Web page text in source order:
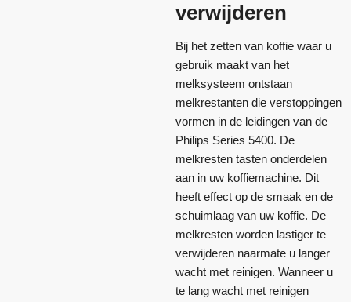
verwijderen
Bij het zetten van koffie waar u
gebruik maakt van het
melksysteem ontstaan
melkrestanten die verstoppingen
vormen in de leidingen van de
Philips Series 5400. De
melkresten tasten onderdelen
aan in uw koffiemachine. Dit
heeft effect op de smaak en de
schuimlaag van uw koffie. De
melkresten worden lastiger te
verwijderen naarmate u langer
wacht met reinigen. Wanneer u
te lang wacht met reinigen